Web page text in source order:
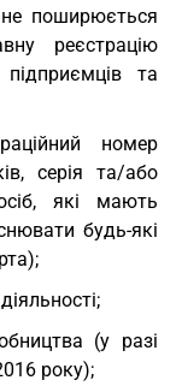
не поширюється
реєстрацію
та
номер
серія та/або
які мають
будь-які
(у разі
року);